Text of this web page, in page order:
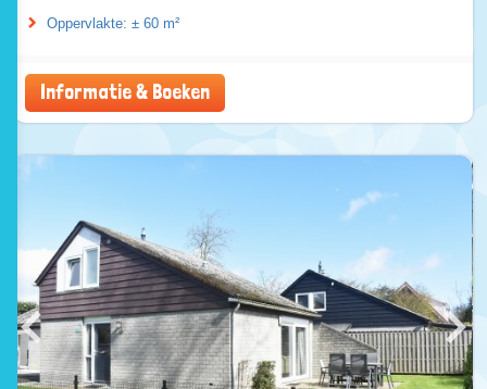
Oppervlakte: ± 60 m²
Informatie & Boeken